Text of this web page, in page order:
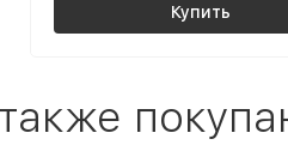
Купить